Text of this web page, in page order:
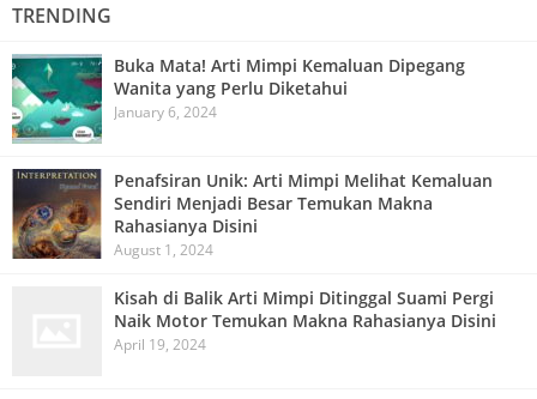
TRENDING
Buka Mata! Arti Mimpi Kemaluan Dipegang
Wanita yang Perlu Diketahui
January 6, 2024
Penafsiran Unik: Arti Mimpi Melihat Kemaluan
Sendiri Menjadi Besar Temukan Makna
Rahasianya Disini
August 1, 2024
Kisah di Balik Arti Mimpi Ditinggal Suami Pergi
Naik Motor Temukan Makna Rahasianya Disini
April 19, 2024